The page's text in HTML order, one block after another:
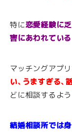
特に恋愛経験に
害にあわれている
マッチングアプ
い、うますぎる、
どに相談するよ
結婚相談所では身